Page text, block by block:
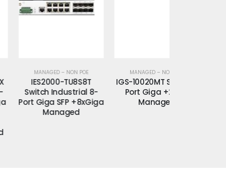
MANAGED – NON POE
IES2000-TU8S8T
Industrial 8-
Giga SFP +8xGiga
Managed
MANAGED – NON POE
IGS-10020MT Switch 8
Port Giga +2xSFP
Managed